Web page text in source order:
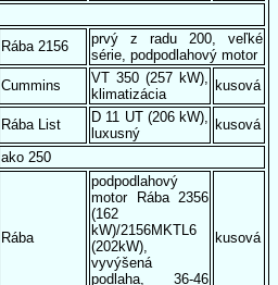
Rába 2156
prvý z radu 200, veľké
série, podpodlahový motor
Cummins
VT 350 (257 kW),
klimatizácia
kusová
Rába List
D 11 UT (206 kW),
luxusný
kusová
ako 250
Rába
podpodlahový
motor Rába 2356
(162
kW)/2156MKTL6
(202kW),
vyvýšená
podlaha, 36-46
kusová